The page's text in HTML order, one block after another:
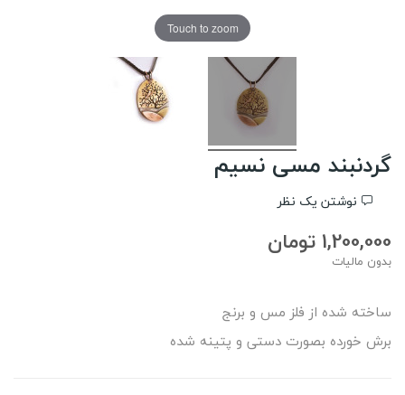
Touch to zoom
گردنبند مسی نسیم
نوشتن یک نظر
1,200,000 تومان
بدون مالیات
ساخته شده از فلز مس و برنج
برش خورده بصورت دستی و پتینه شده